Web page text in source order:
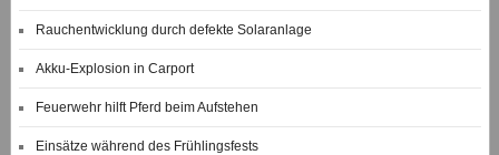
Rauchentwicklung durch defekte Solaranlage
Akku-Explosion in Carport
Feuerwehr hilft Pferd beim Aufstehen
Einsätze während des Frühlingsfests